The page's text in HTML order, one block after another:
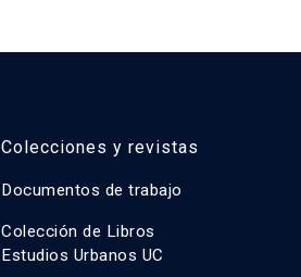
Colecciones y revistas
Documentos de trabajo
Colección de Libros
Estudios Urbanos UC